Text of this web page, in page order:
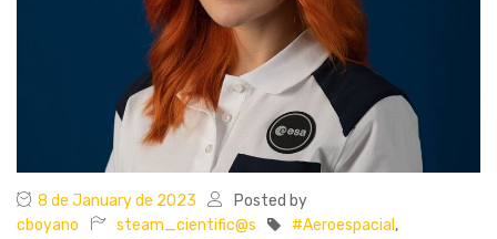
8 de January de 2023
Posted by
cboyano
steam_cientific@s #Aeroespacial ,